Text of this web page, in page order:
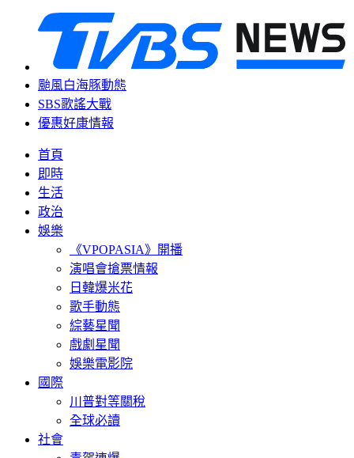
颱風白海豚動態
SBS歌謠大戰
優惠好康情報
首頁
即時
生活
政治
娛樂
《VPOPASIA》開播
演唱會搶票情報
日韓爆米花
歌手動態
綜藝星聞
戲劇星聞
娛樂電影院
國際
川普對等關稅
全球必讀
社會